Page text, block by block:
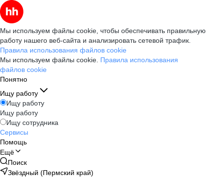
Мы используем файлы cookie, чтобы обеспечивать правильную
работу нашего веб-сайта и анализировать сетевой трафик.
Правила использования файлов cookie
Мы используем файлы cookie. Правила использования
файлов cookie
Понятно
Ищу работу
Ищу работу
Ищу работу
Ищу сотрудника
Сервисы
Помощь
Ещё
Поиск
Звёздный (Пермский край)